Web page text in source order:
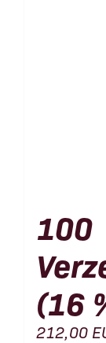
100
(16
212,00